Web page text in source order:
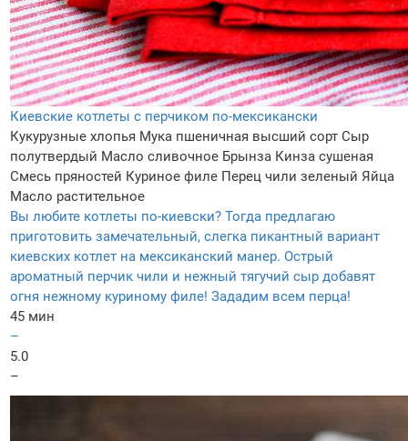
Киевские котлеты с перчиком по-мексикански
Кукурузные хлопья Мука пшеничная высший сорт Сыр
полутвердый Масло сливочное Брынза Кинза сушеная
Смесь пряностей Куриное филе Перец чили зеленый Яйца
Масло растительное
Вы любите котлеты по-киевски? Тогда предлагаю
приготовить замечательный, слегка пикантный вариант
киевских котлет на мексиканский манер. Острый
ароматный перчик чили и нежный тягучий сыр добавят
огня нежному куриному филе! Зададим всем перца!
45 мин
–
5.0
–